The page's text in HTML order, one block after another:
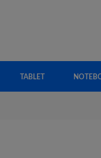
TABLET